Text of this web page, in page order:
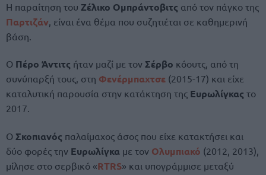
Η παραίτηση του Ζέλικο Ομπράντοβιτς από τον πάγκο της
Παρτιζάν, είναι ένα θέμα που συζητιέται σε καθημερινή
βάση.
Ο Πέρο Άντιτς ήταν μαζί με τον Σέρβο κόουτς, από τη
συνύπαρξή τους, στη Φενέρμπαχτσε (2015-17) και είχε
καταλυτική παρουσία στην κατάκτηση της Ευρωλίγκας το
2017.
Ο Σκοπιανός παλαίμαχος άσος που είχε κατακτήσει και
δύο φορές την Ευρωλίγκα με τον Ολυμπιακό (2012, 2013),
μίλησε στο σερβικό «RTRS» και υπογράμμισε μεταξύ